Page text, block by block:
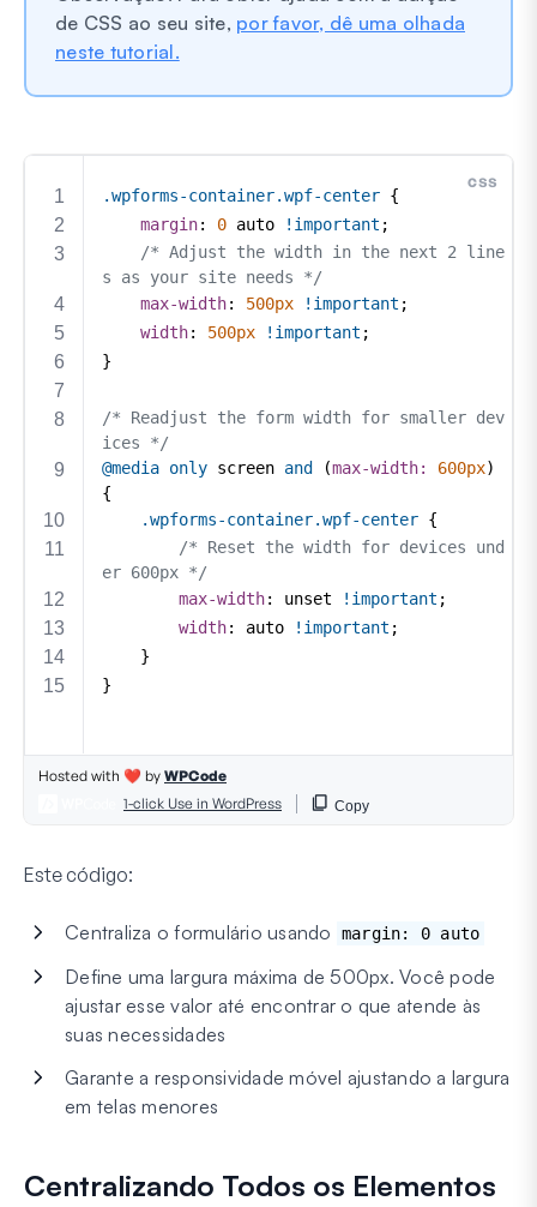
de CSS ao seu site, por favor, dê uma olhada
neste tutorial.
Este código:
Centraliza o formulário usando margin: 0 auto
Define uma largura máxima de 500px. Você pode
ajustar esse valor até encontrar o que atende às
suas necessidades
Garante a responsividade móvel ajustando a largura
em telas menores
Centralizando Todos os Elementos